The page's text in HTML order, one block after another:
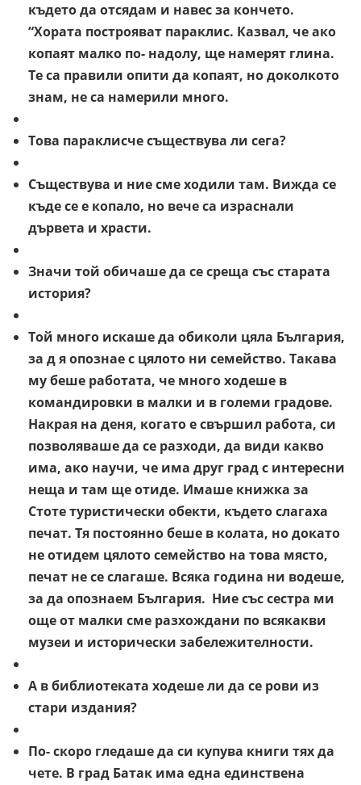
където да отсядам и навес за кончето.
“Хората построяват параклис. Казвал, че ако
копаят малко по- надолу, ще намерят глина.
Те са правили опити да копаят, но доколкото
знам, не са намерили много.
Това параклисче съществува ли сега?
Съществува и ние сме ходили там. Вижда се
къде се е копало, но вече са израснали
дървета и храсти.
Значи той обичаше да се среща със старата
история?
Той много искаше да обиколи цяла България,
за д я опознае с цялото ни семейство. Такава
му беше работата, че много ходеше в
командировки в малки и в големи градове.
Накрая на деня, когато е свършил работа, си
позволяваше да се разходи, да види какво
има, ако научи, че има друг град с интересни
неща и там ще отиде. Имаше книжка за
Стоте туристически обекти, където слагаха
печат. Тя постоянно беше в колата, но докато
не отидем цялото семейство на това място,
печат не се слагаше. Всяка година ни водеше,
за да опознаем България. Ние със сестра ми
още от малки сме разхождани по всякакви
музеи и исторически забележителности.
А в библиотеката ходеше ли да се рови из
стари издания?
По- скоро гледаше да си купува книги тях да
чете. В град Батак има една единствена